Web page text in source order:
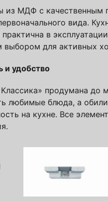
из МДФ с качественным
вида.
в
выбором для активных
и удобство
Классика» продумана до
любимые блюда, а
на кухне. Все